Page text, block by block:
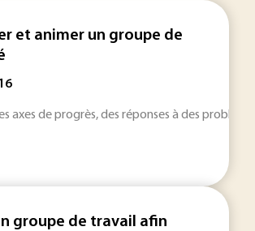
et animer un groupe de
axes de progrès, des réponses à des
groupe de travail afin